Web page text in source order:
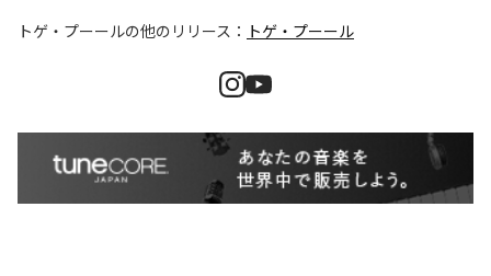
トゲ・プーールの他のリリース： トゲ・プーール